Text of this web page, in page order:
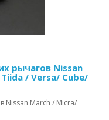
рычагов Nissan
/ Versa/ Cube/
Nissan March / Micra/